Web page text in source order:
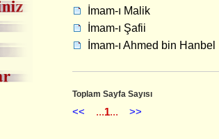
İmam-ı Malik
İmam-ı Şafii
İmam-ı Ahmed bin Hanbel
Toplam Sayfa Sayısı
<< ...1... >>